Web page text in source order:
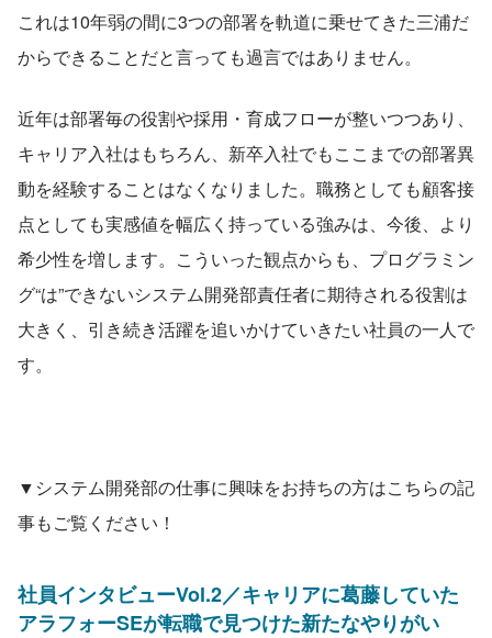
これは10年弱の間に3つの部署を軌道に乗せてきた三浦だ
からできることだと言っても過言ではありません。
近年は部署毎の役割や採用・育成フローが整いつつあり、
キャリア入社はもちろん、新卒入社でもここまでの部署異
動を経験することはなくなりました。職務としても顧客接
点としても実感値を幅広く持っている強みは、今後、より
希少性を増します。こういった観点からも、プログラミン
グ“は”できないシステム開発部責任者に期待される役割は
大きく、引き続き活躍を追いかけていきたい社員の一人で
す。
▼システム開発部の仕事に興味をお持ちの方はこちらの記
事もご覧ください！
社員インタビューVol.2／キャリアに葛藤していた
アラフォーSEが転職で見つけた新たなやりがい